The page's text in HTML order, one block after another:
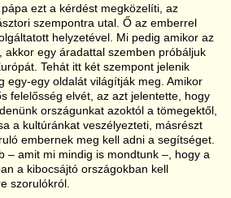
ezt a kérdést megközelíti, az
szempontra utal. Ő az emberrel
helyzetével. Mi pedig amikor az
akkor egy áradattal szemben próbáljuk
Tehát itt két szempont jelenik
egy-egy oldalát világítják meg. Amikor
felelősség elvét, az azt jelentette, hogy
országunkat azoktól a tömegektől,
a kultúránkat veszélyezteti, másrészt
embernek meg kell adni a segítséget.
– amit mi mindig is mondtunk –, hogy a
a kibocsájtó országokban kell
szorulókról.